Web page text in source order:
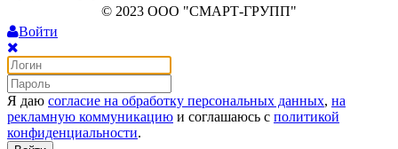
© 2023 ООО "СМАРТ-ГРУПП"
Войти
Я даю согласие на обработку персональных данных, на
рекламную коммуникацию и соглашаюсь с политикой
конфиденциальности.